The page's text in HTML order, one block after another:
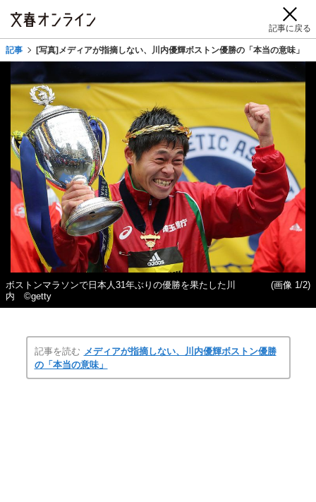
記事に戻る
記事 [写真]メディアが指摘しない、川内優輝ボストン優勝の「本当の意味」
ボストンマラソンで日本人31年ぶりの優勝を果たした川
内 ©getty
(画像 1/2)
記事を読む メディアが指摘しない、川内優輝ボストン優勝
の「本当の意味」